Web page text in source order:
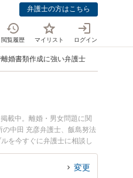
弁護士の方はこちら
閲覧履歴 マイリスト ログイン
離婚書類作成に強い弁護士
載中。離婚・男女問題に関
中田 充彦弁護士、飯島努法
を今すぐに弁護士に相談し
相談予約したい』などでお困
変更